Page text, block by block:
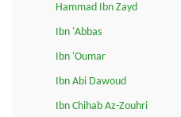
Hammad Ibn Zayd
Ibn 'Abbas
Ibn 'Oumar
Ibn Abi Dawoud
Ibn Chihab Az-Zouhri